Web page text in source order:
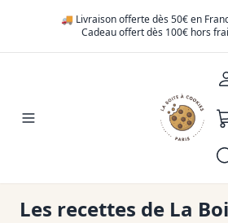
🚚 Livraison offerte dès 50€ en
Cadeau offert dès 100€ hors
Les recettes de La